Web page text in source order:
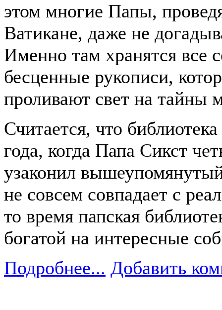
этом многие Папы,
Ватикане, даже не
Именно там хранятся все
бесценные рукописи,
проливают свет на тайны
Считается, что
года, когда Папа Сикст
узаконил
не совсем совпадает с
то время папская
богатой на интересные
Подробнее... Добавить